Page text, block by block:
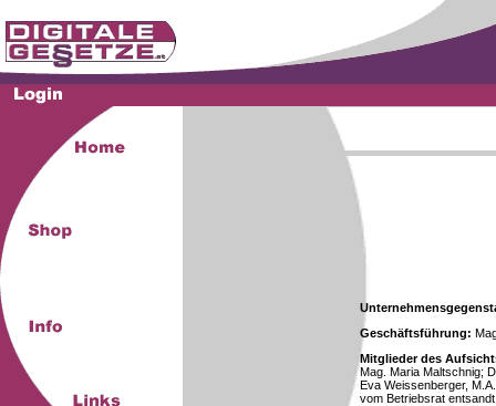
Geschäftsführung:
Mitglieder des
Mag. Maria Maltschnig;
Eva Weissenberger,
vom Betriebsrat